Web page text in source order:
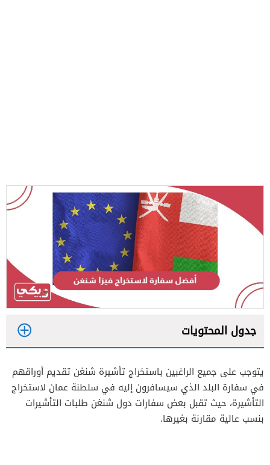
جدول المحتويات
2
يتوجب على جميع الراغبين باستخراج تأشيرة شنغن تقديم أوراقهم
في سفارة البلد الذي سيسافرون إليه في سلطنة عمان لاستخراج
التأشيرة، حيث تقبل بعض سفارات دول شنغن طلبات التأشيرات
بنسب عالية مقارنة بغيرها.